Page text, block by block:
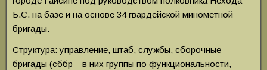
Б.С. на базе и на основе 34 гвардейской минометной
бригады.
Структура: управление, штаб, службы, сборочные
бригады (сббр – в них группы по функциональности,